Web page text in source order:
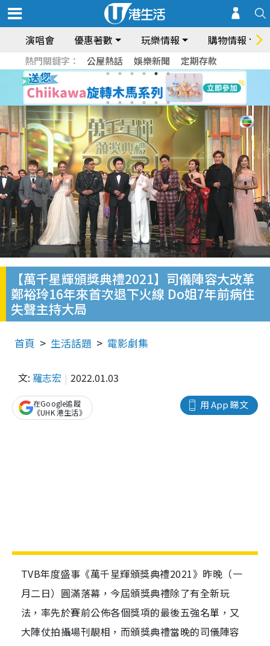
演唱會 優惠著數 玩樂情報 購物情報
熱門關鍵字： 公屋熱話 娛樂新聞 定期存款
【萬千星輝頒獎典禮2021】司儀陣容大改革
鄭裕玲16年來首次退下火線 Do姐7年前病住
失聲主持大局
首頁 生活話題 電影劇集
文: 羅志宏 2022.01.03
用 App 睇文
在Google追蹤
《UHK 港生活》
TVB年度盛事《萬千星輝頒獎典禮2021》昨晚（一
月二日）圓滿落幕，今屆頒獎典禮除了有全新玩
法，率先於賽前公佈各個獎項的最後五強名單，又
大陣仗拍攝場刊靚相，而頒獎典禮當晚的司儀陣容